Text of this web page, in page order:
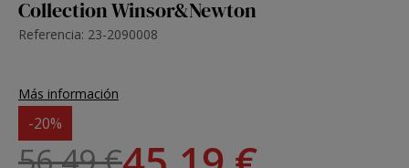
Collection Winsor&Newton
Referencia: 23-2090008
Más información
-20%